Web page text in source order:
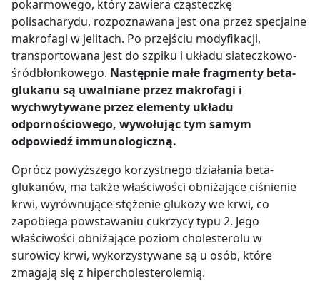
pokarmowego, który zawiera cząsteczkę
polisacharydu, rozpoznawana jest ona przez specjalne
makrofagi w jelitach. Po przejściu modyfikacji,
transportowana jest do szpiku i układu siateczkowo-
śródbłonkowego. Następnie małe fragmenty beta-
glukanu są uwalniane przez makrofagi i
wychwytywane przez elementy układu
odpornościowego, wywołując tym samym
odpowiedź immunologiczną.
Oprócz powyższego korzystnego działania beta-
glukanów, ma także właściwości obniżające ciśnienie
krwi, wyrównujące stężenie glukozy we krwi, co
zapobiega powstawaniu cukrzycy typu 2. Jego
właściwości obniżające poziom cholesterolu w
surowicy krwi, wykorzystywane są u osób, które
zmagają się z hipercholesterolemią.